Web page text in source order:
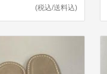
(税込/送料込)